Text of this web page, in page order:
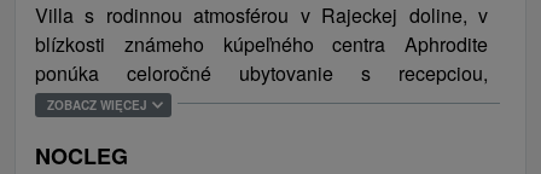
Villa s rodinnou atmosférou v Rajeckej doline, v
blízkosti známeho kúpeľného centra Aphrodite
ponúka celoročné ubytovanie s recepciou,
reštauráciou a terasou. Samozrejmosťou je
áut zabezpečené na veľkom vydláždenom dvore (10
ZOBACZ WIĘCEJ
NOCLEG